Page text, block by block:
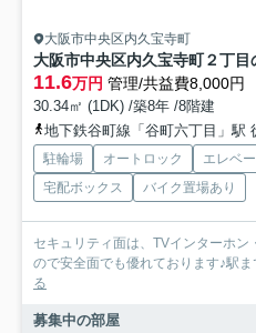
大阪市中央区内久宝寺町
大阪市中央区内久宝寺町２丁
11.6万円 管理/共益費8,000円
30.34㎡ (1DK) /築8年 /8階建
地下鉄谷町線「谷町六丁目」駅
駐輪場 オートロック エレベ
宅配ボックス
バイク置場あり
セキュリティ面は、TVインターホ
ので安全面でも優れております♪駅
る
募集中の部屋